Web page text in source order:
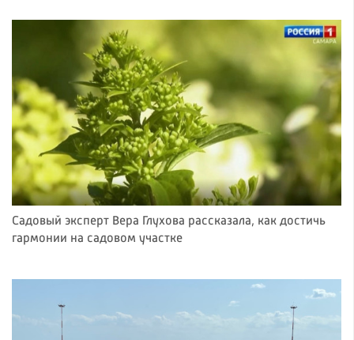
Садовый эксперт Вера Глухова рассказала, как достичь
гармонии на садовом участке